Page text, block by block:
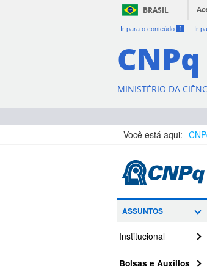
BRASIL
Ir para o conteúdo 1 Ir
CNPq
MINISTÉRIO DA
Você está aqui:
ASSUNTOS
Institucional
Bolsas e Auxílios